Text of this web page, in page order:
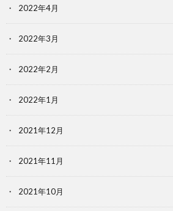
2022年4月
2022年3月
2022年2月
2022年1月
2021年12月
2021年11月
2021年10月